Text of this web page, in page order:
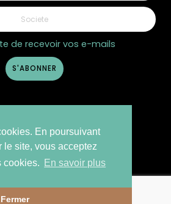
En poursuivant
le site, vous acceptez
cookies.
En savoir plus
Fermer
de recevoir vos e-mails
- DesignCreative Media